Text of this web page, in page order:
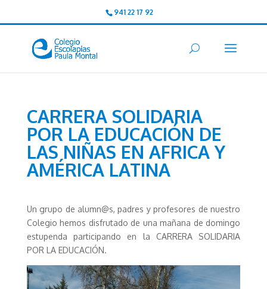
941 22 17 92
CARRERA SOLIDARIA
POR LA EDUCACIÓN DE
LAS NIÑAS EN AFRICA Y
AMÉRICA LATINA
Un grupo de alumn@s, padres y profesores de nuestro
Colegio hemos disfrutado de una mañana de domingo
estupenda participando en la CARRERA SOLIDARIA
POR LA EDUCACIÓN.